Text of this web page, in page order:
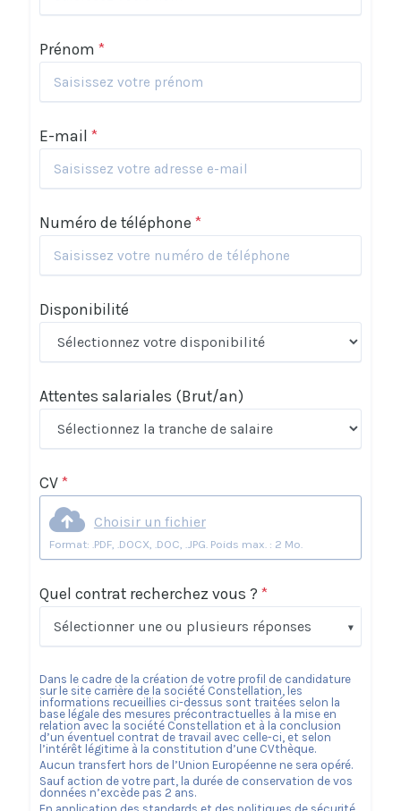
Prénom *
E-mail *
Numéro de téléphone *
Disponibilité
Attentes salariales (Brut/an)
CV *
Choisir un fichier
Format: .PDF, .DOCX, .DOC, .JPG. Poids max. : 2 Mo.
Quel contrat recherchez vous ? *
Sélectionner une ou plusieurs réponses
Dans le cadre de la création de votre profil de candidature
sur le site carrière de la société Constellation, les
informations recueillies ci-dessus sont traitées selon la
base légale des mesures précontractuelles à la mise en
relation avec la société Constellation et à la conclusion
d’un éventuel contrat de travail avec celle-ci, et selon
l’intérêt légitime à la constitution d’une CVthèque.
Aucun transfert hors de l’Union Européenne ne sera opéré.
Sauf action de votre part, la durée de conservation de vos
données n’excède pas 2 ans.